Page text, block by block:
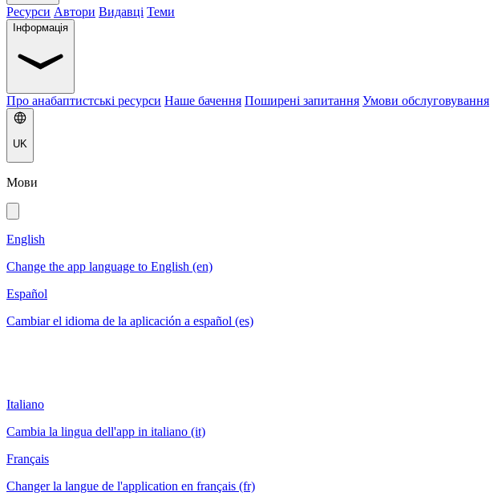
Ресурси Автори Видавці Теми
Інформація
Про анабаптистські ресурси Наше бачення Поширені запитання Умови обслуговування
UK
Мови
English
Change the app language to English (en)
Español
Cambiar el idioma de la aplicación a español (es)
Italiano
Cambia la lingua dell'app in italiano (it)
Français
Changer la langue de l'application en français (fr)